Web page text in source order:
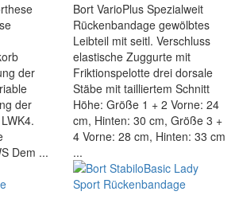
der
der
Dem ...
Bort VarioPlus Spezialweit
Rückenbandage gewölbtes
Leibteil mit seitl. Verschluss
elastische Zuggurte mit
Friktionspelotte drei dorsale
Stäbe mit tailliertem Schnitt
Höhe: Größe 1 + 2 Vorne: 24
cm, Hinten: 30 cm, Größe 3 +
4 Vorne: 28 cm, Hinten: 33 cm
...